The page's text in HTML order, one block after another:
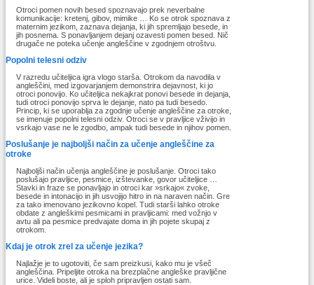
Otroci pomen novih besed spoznavajo prek neverbalne
komunikacije: kretenj, gibov, mimike … Ko se otrok spoznava z
maternim jezikom, zaznava dejanja, ki jih spremljajo besede, in
jih posnema. S ponavljanjem dejanj ozavesti pomen besed. Nič
drugače ne poteka učenje angleščine v zgodnjem otroštvu.
Popolni telesni odziv
V razredu učiteljica igra vlogo starša. Otrokom da navodila v
angleščini, med izgovarjanjem demonstrira dejavnost, ki jo
otroci ponovijo. Ko učiteljica nekajkrat ponovi besede in dejanja,
tudi otroci ponovijo sprva le dejanje, nato pa tudi besedo.
Princip, ki se uporablja za zgodnje učenje angleščine za otroke,
se imenuje popolni telesni odziv. Otroci se v pravljice vživijo in
vsrkajo vase ne le zgodbo, ampak tudi besede in njihov pomen.
Poslušanje je najboljši način za učenje angleščine za
otroke
Najboljši način učenja angleščine je poslušanje. Otroci tako
poslušajo pravljice, pesmice, izštevanke, govor učiteljice …
Stavki in fraze se ponavljajo in otroci kar »srkajo« zvoke,
besede in intonacijo in jih usvojijo hitro in na naraven način. Gre
za tako imenovano jezikovno kopel. Tudi starši lahko otroke
obdate z angleškimi pesmicami in pravljicami: med vožnjo v
avtu ali pa pesmice predvajate doma in jih pojete skupaj z
otrokom.
Kdaj je otrok zrel za učenje jezika?
Najlažje je to ugotoviti, če sam preizkusi, kako mu je všeč
angleščina. Pripeljite otroka na brezplačne angleške pravljične
urice. Videli boste, ali je sploh pripravljen ostati sam.